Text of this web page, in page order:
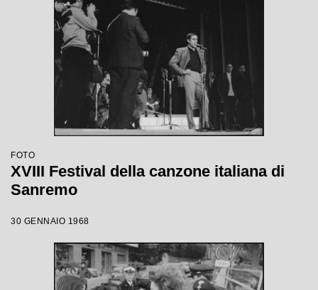
FOTO
XVIII Festival della canzone italiana di
Sanremo
30 GENNAIO 1968